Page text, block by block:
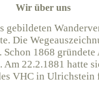
Wir über uns
gebildeten
Die
1868
22.2.1881 hatte
VHC in Ulrichstein